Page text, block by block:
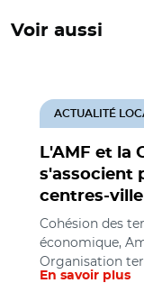
Voir aussi
L'AMF et la
s'associent
centres-ville
ACTUALITÉ
Cohésion des
économique,
Organisation
En savoir plus